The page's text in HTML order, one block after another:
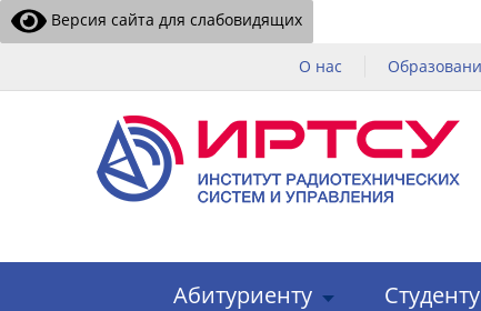
Версия сайта для слабовидящих
О нас
Абитуриенту Студенту